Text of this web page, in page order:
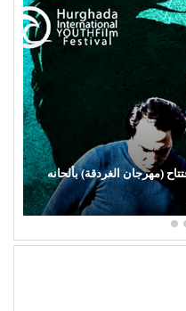
(مهرجان الغردقة) بألحانه